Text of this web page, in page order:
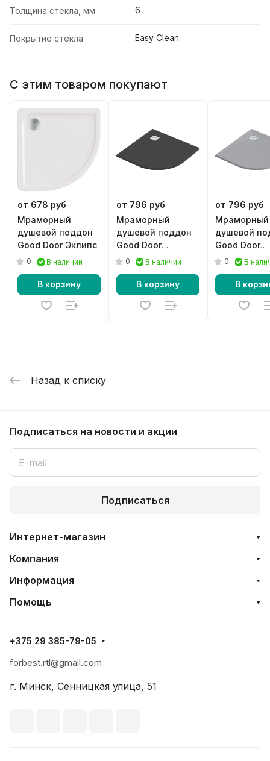
Толщина стекла, мм 6
Покрытие стекла Easy Clean
С этим товаром покупают
от 678 руб
Мраморный
душевой поддон
Good Door Эклипс
0 В наличии
В корзину
от 796 руб
Мраморный
душевой поддон
Good Door
Essentia R черный
0 В наличии
В корзину
от 796 руб
Мраморный
душевой
Good Door
Essentia R
0 В
В
Назад к списку
Подписаться на новости и акции
Подписаться
Интернет-магазин
Компания
Информация
Помощь
+375 29 385-79-05
forbest.rtl@gmail.com
г. Минск, Сенницкая улица, 51